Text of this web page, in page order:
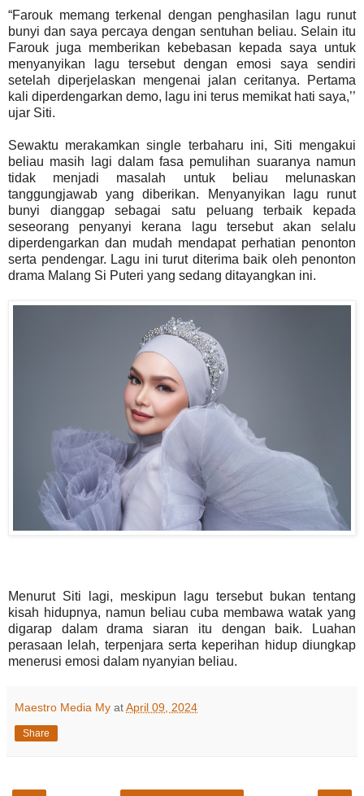
“Farouk memang terkenal dengan penghasilan lagu runut
bunyi dan saya percaya dengan sentuhan beliau. Selain itu
Farouk juga memberikan kebebasan kepada saya untuk
menyanyikan lagu tersebut dengan emosi saya sendiri
setelah diperjelaskan mengenai jalan ceritanya. Pertama
kali diperdengarkan demo, lagu ini terus memikat hati saya,’’
ujar Siti.
Sewaktu merakamkan single terbaharu ini, Siti mengakui
beliau masih lagi dalam fasa pemulihan suaranya namun
tidak menjadi masalah untuk beliau melunaskan
tanggungjawab yang diberikan. Menyanyikan lagu runut
bunyi dianggap sebagai satu peluang terbaik kepada
seseorang penyanyi kerana lagu tersebut akan selalu
diperdengarkan dan mudah mendapat perhatian penonton
serta pendengar. Lagu ini turut diterima baik oleh penonton
drama Malang Si Puteri yang sedang ditayangkan ini.
Menurut Siti lagi, meskipun lagu tersebut bukan tentang
kisah hidupnya, namun beliau cuba membawa watak yang
digarap dalam drama siaran itu dengan baik. Luahan
perasaan lelah, terpenjara serta keperihan hidup diungkap
menerusi emosi dalam nyanyian beliau.
Maestro Media My atApril 09, 2024
Share